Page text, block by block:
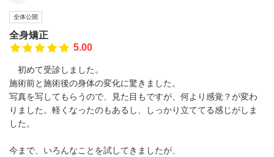
全体公開
全身矯正
5.00
初めて受診しました。
施術前と施術後の身体の変化に驚きました。
写真を写してもらうので、見た目もですが、何より感覚？が変わ
りました。軽くなったのもあるし、しっかり立ててる感じがしま
した。
今まで、いろんなことを試してきましたが、